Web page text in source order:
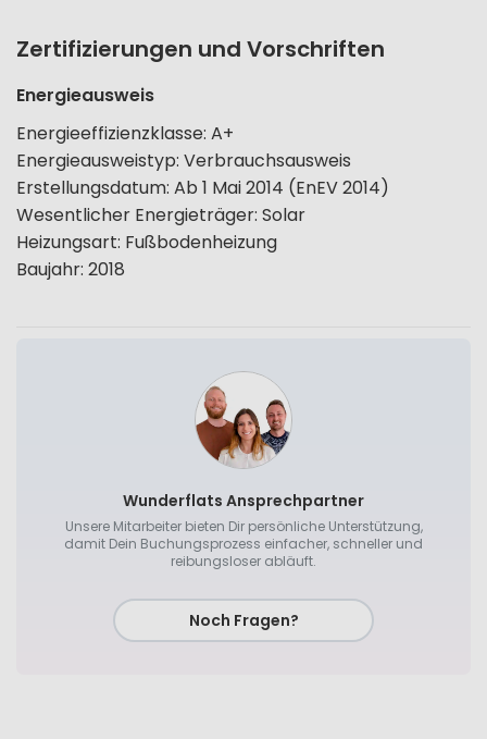
Zertifizierungen und Vorschriften
Energieausweis
Energieeffizienzklasse: A+
Energieausweistyp: Verbrauchsausweis
Erstellungsdatum: Ab 1 Mai 2014 (EnEV 2014)
Wesentlicher Energieträger: Solar
Heizungsart: Fußbodenheizung
Baujahr: 2018
Wunderflats Ansprechpartner
Unsere Mitarbeiter bieten Dir persönliche Unterstützung,
damit Dein Buchungsprozess einfacher, schneller und
reibungsloser abläuft.
Noch Fragen?